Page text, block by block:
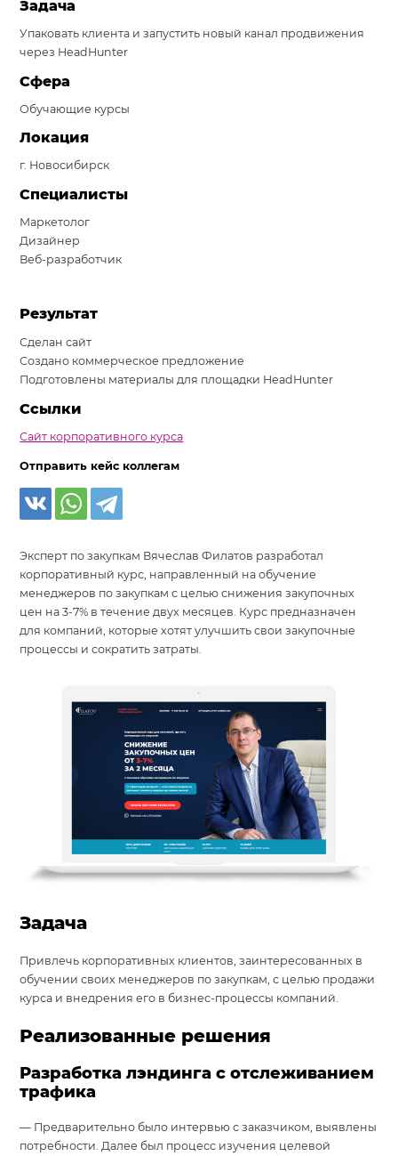
Система продаж для мебельного бизнеса
Система продаж для туристического бизнеса
Повышение конверсии сайтов
Акции
Проекты
Блог
Контакты
Задача
Упаковать клиента и запустить новый канал продвижения
через HeadHunter
Сфера
Обучающие курсы
Локация
г. Новосибирск
Специалисты
Маркетолог
Дизайнер
Веб-разработчик
Результат
Сделан сайт
Создано коммерческое предложение
Подготовлены материалы для площадки HeadHunter
Ссылки
Сайт корпоративного курса
Отправить кейс коллегам
Эксперт по закупкам Вячеслав Филатов разработал
корпоративный курс, направленный на обучение
менеджеров по закупкам с целью снижения закупочных
цен на 3-7% в течение двух месяцев. Курс предназначен
для компаний, которые хотят улучшить свои закупочные
процессы и сократить затраты.
Задача
Привлечь корпоративных клиентов, заинтересованных в
обучении своих менеджеров по закупкам, с целью продажи
курса и внедрения его в бизнес-процессы компаний.
Реализованные решения
Разработка лэндинга с отслеживанием
трафика
— Предварительно было интервью с заказчиком, выявлены
потребности. Далее был процесс изучения целевой